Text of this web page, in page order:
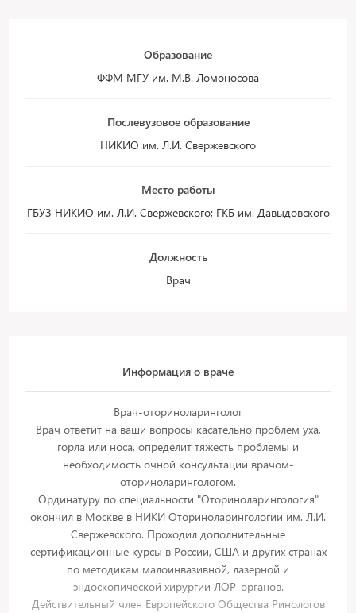
Образование
ФФМ МГУ им. М.В. Ломоносова
Послевузовое образование
НИКИО им. Л.И. Свержевского
Место работы
ГБУЗ НИКИО им. Л.И. Свержевского; ГКБ им. Давыдовского
Должность
Врач
Информация о враче
Врач-оториноларинголог
Врач ответит на ваши вопросы касательно проблем уха,
горла или носа, определит тяжесть проблемы и
необходимость очной консультации врачом-
оториноларингологом.
Ординатуру по специальности "Оториноларингология"
окончил в Москве в НИКИ Оториноларингологии им. Л.И.
Свержевского. Проходил дополнительные
сертификационные курсы в России, США и других странах
по методикам малоинвазивной, лазерной и
эндоскопической хирургии ЛОР-органов.
Действительный член Европейского Общества Ринологов